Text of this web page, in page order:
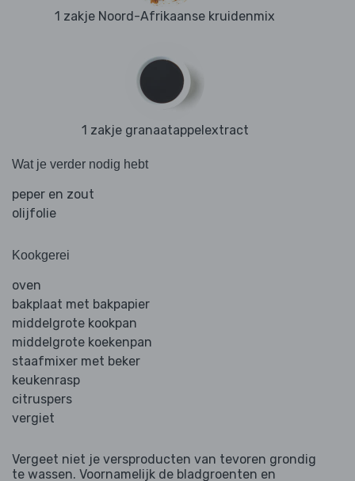
1 zakje Noord-Afrikaanse kruidenmix
1 zakje granaatappelextract
Wat je verder nodig hebt
peper en zout
olijfolie
Kookgerei
oven
bakplaat met bakpapier
middelgrote kookpan
middelgrote koekenpan
staafmixer met beker
keukenrasp
citruspers
vergiet
Vergeet niet je versproducten van tevoren grondig
te wassen. Voornamelijk de bladgroenten en